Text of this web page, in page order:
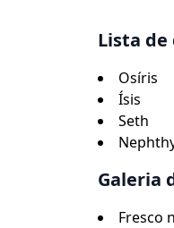
Lista de
Osíris
Ísis
Seth
Galeria
Fresco